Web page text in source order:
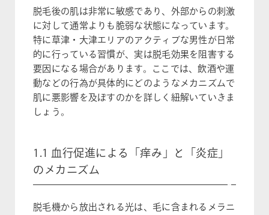
脱毛後の肌は非常に敏感であり、外部からの刺激
に対して通常よりも脆弱な状態になっています。
特に草津・大津エリアのアクティブな男性が日常
的に行っている習慣が、実は脱毛効果を阻害する
要因になる場合があります。ここでは、飲酒や運
動などの行為が具体的にどのようなメカニズムで
肌に悪影響を及ぼすのかを詳しく紐解いていきま
しょう。
1.1 血行促進による「痒み」と「炎症」
のメカニズム
脱毛機から放出される光は、毛に含まれるメラニ